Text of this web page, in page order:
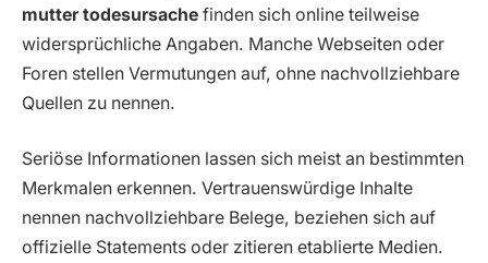
mutter todesursache finden sich online teilweise
widersprüchliche Angaben. Manche Webseiten oder
Foren stellen Vermutungen auf, ohne nachvollziehbare
Quellen zu nennen.
Seriöse Informationen lassen sich meist an bestimmten
Merkmalen erkennen. Vertrauenswürdige Inhalte
nennen nachvollziehbare Belege, beziehen sich auf
offizielle Statements oder zitieren etablierte Medien.